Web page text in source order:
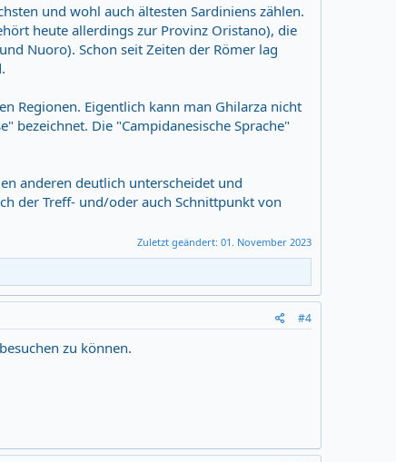
und wohl auch ältesten Sardiniens zählen.
heute allerdings zur Provinz Oristano), die
Nuoro). Schon seit Zeiten der Römer lag
Regionen. Eigentlich kann man Ghilarza nicht
bezeichnet. Die "Campidanesische Sprache"
anderen deutlich unterscheidet und
der Treff- und/oder auch Schnittpunkt von
Zuletzt geändert: 01. November 2023
#4
zu können.